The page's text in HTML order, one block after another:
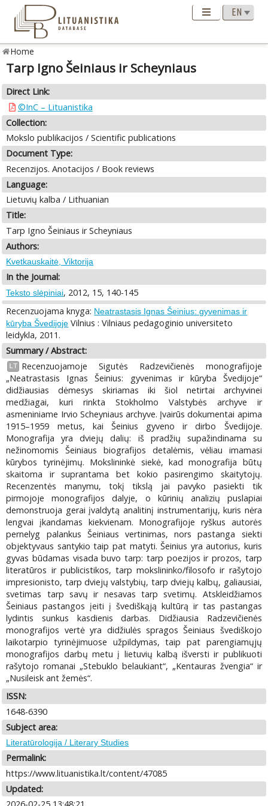
Home
Tarp Igno Šeiniaus ir Scheyniaus
Direct Link:
©InC – Lituanistika
Collection:
Mokslo publikacijos / Scientific publications
Document Type:
Recenzijos. Anotacijos / Book reviews
Language:
Lietuvių kalba / Lithuanian
Title:
Tarp Igno Šeiniaus ir Scheyniaus
Authors:
Kvetkauskaitė, Viktorija
In the Journal:
Teksto slėpiniai, 2012, 15, 140-145
Recenzuojama knyga: Neatrastasis Ignas Šeinius: gyvenimas ir
kūryba Švedijoje Vilnius : Vilniaus pedagoginio universiteto
leidykla, 2011.
Summary / Abstract:
LT
Recenzuojamoje Sigutės Radzevičienės monografijoje
„Neatrastasis Ignas Šeinius: gyvenimas ir kūryba Švedijoje“
didžiausias dėmesys skiriamas iki šiol netirtai archyvinei
medžiagai, kuri rinkta Stokholmo Valstybės archyve ir
asmeniniame Irvio Scheyniaus archyve. Įvairūs dokumentai apima
1915–1959 metus, kai Šeinius gyveno ir dirbo Švedijoje.
Monografija yra dviejų dalių: iš pradžių supažindinama su
nežinomomis Šeiniaus biografijos detalėmis, vėliau imamasi
kūrybos tyrinėjimų. Mokslininkė siekė, kad monografija būtų
skaitoma ir suprantama bet kokio pasirengimo skaitytojų.
Recenzentės manymu, tokį tikslą jai pavyko pasiekti tik
pirmojoje monografijos dalyje, o kūrinių analizių puslapiai
demonstruoja gerai įvaldytą analitinį instrumentarijų, kuris nėra
lengvai įkandamas kiekvienam. Monografijoje ryškus autorės
pernelyg palankus Šeiniaus vertinimas, nors pastanga siekti
objektyvaus santykio taip pat matyti. Šeinius yra autorius, kuris
gyvas būdamas visada buvo tarp: tarp poezijos ir prozos, tarp
literatūros ir publicistikos, tarp mokslininko/filosofo ir rašytojo
impresionisto, tarp dviejų valstybių, tarp dviejų kalbų, galiausiai,
svetimas tarp savų ir nesavas tarp svetimų. Atskleidžiamos
Šeiniaus pastangos įeiti į švediškąją kultūrą ir tas pastangas
lydintis sunkus kasdienis darbas. Didžiausia Radzevičienės
monografijos vertė yra didžiulės spragos Šeiniaus švediškojo
laikotarpio tyrinėjimuose užpildymas, taip pat parengiamųjų
monografijos darbų metu į lietuvių kalbą išversti ir publikuoti
rašytojo romanai „Stebuklo belaukiant“, „Kentauras žvengia“ ir
„Nusileisk ant žemės“.
ISSN:
1648-6390
Subject area:
Literatūrologija / Literary Studies
Permalink:
https://www.lituanistika.lt/content/47085
Updated: